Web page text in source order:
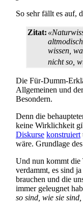
So sehr fällt es auf,
Zitat:
wissen,
nicht so,
Die Für-Dumm-
Allgemeinen und
Besondern.
Denn die
keine Wirklichkeit
Diskurse konstruiert
wäre. Grundlage des
Und nun kommt
verdammt, es sind
brauchen und die
immer geleugnet
so sind, wie sie